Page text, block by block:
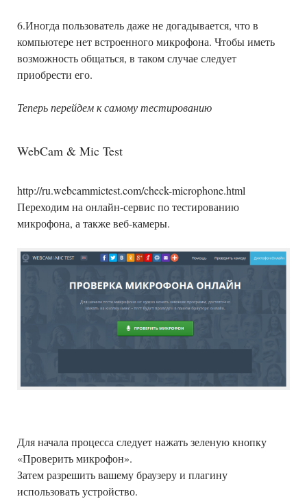
6.Иногда пользователь даже не догадывается, что в
компьютере нет встроенного микрофона. Чтобы иметь
возможность общаться, в таком случае следует
приобрести его.
Теперь перейдем к самому тестированию
WebCam & Mic Test
http://ru.webcammictest.com/check-microphone.html
Переходим на онлайн-сервис по тестированию
микрофона, а также веб-камеры.
Для начала процесса следует нажать зеленую кнопку
«Проверить микрофон».
Затем разрешить вашему браузеру и плагину
использовать устройство.